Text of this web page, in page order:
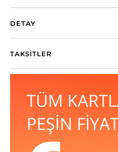
DETAY
TAKSITLER